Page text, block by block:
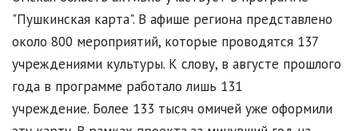
"Пушкинская карта". В афише региона представлено
около 800 мероприятий, которые проводятся 137
учреждениями культуры. К слову, в августе прошлого
года в программе работало лишь 131
учреждение. Более 133 тысяч омичей уже оформили